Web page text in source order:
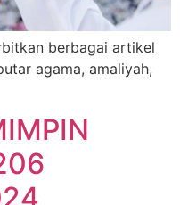
berbagai artikel
agama, amaliyah,